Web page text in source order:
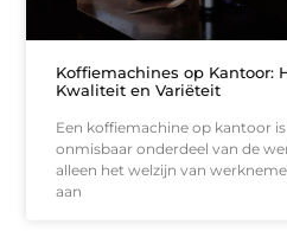
Koffiemachines op Kantoor:
Kwaliteit en Variëteit
Een koffiemachine op kantoor
onmisbaar onderdeel van de
alleen het welzijn van
aan